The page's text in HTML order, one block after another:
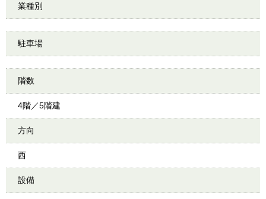
業種別
駐車場
階数
4階／5階建
方向
西
設備